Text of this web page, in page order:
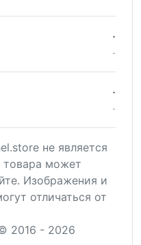
не является
товара может
Изображения и
отличаться от
2016 - 2026